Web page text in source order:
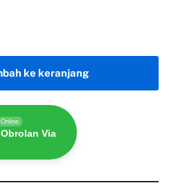
ke keranjang
Online
Via